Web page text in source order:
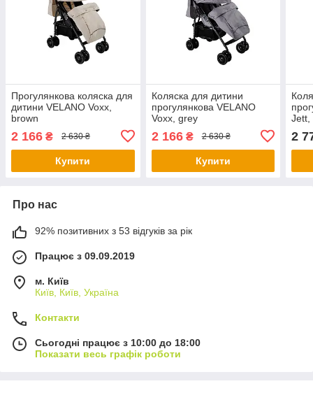
Прогулянкова коляска для
дитини VELANO Voxx,
brown
2 166 ₴ 2 630 ₴
Купити
Коляска для дитини
прогулянкова VELANO
Voxx, grey
2 166₴ 2 630 ₴
Купити
Jett,
2
Про нас
92% позитивних з 53 відгуків за рік
Працює з 09.09.2019
м. Київ
Київ, Київ, Україна
Контакти
Сьогодні працює з 10:00 до 18:00
Показати весь графік роботи